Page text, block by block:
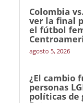
Colombia
ver la final
el fútbol
agosto 5, 2026
¿El cambio
personas
políticas de